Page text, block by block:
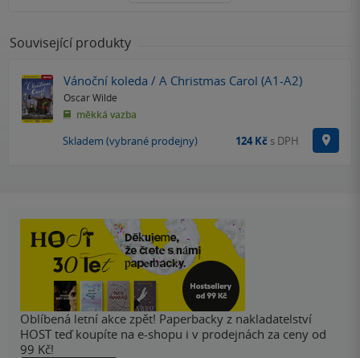
Související produkty
Vánoční koleda / A Christmas Carol (A1-A2)
Oscar Wilde
měkká vazba
Skladem (vybrané prodejny) 124 Kč s DPH
Oblíbená letní akce zpět! Paperbacky z nakladatelství
HOST teď koupíte na e-shopu i v prodejnách za ceny od
99 Kč!